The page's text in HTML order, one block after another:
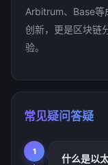
Arbitrum、Base
创新，更是区块链
验。
常见疑问答疑
1
什么是以